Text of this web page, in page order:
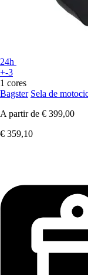
24h
+-3
1 cores
Bagster Sela de
A partir de € 399,00
€ 359,10